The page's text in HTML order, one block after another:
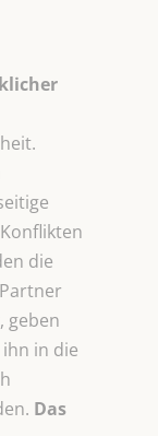
die
geben
in die
Das